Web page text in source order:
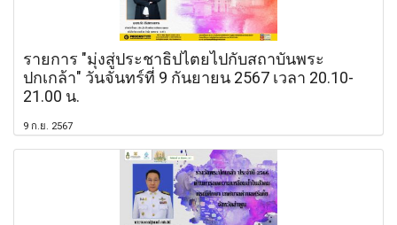
รายการ "มุ่งสู่ประชาธิปไตยไปกับสถาบันพระ
ปกเกล้า" วันจันทร์ที่ 9 กันยายน 2567 เวลา 20.10-
21.00 น.
9 ก.ย. 2567